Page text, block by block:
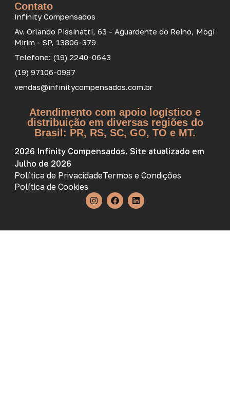
Contato
Infinity Compensados
Av. Orlando Pissinatti, 63 - Aguardente do Reino, Mogi
Mirim - SP, 13806-379
Telefone: (19) 2240-0643
(19) 97106-0987
vendas@infinitycompensados.com.br
Atendimento com apoio logístico e
distribuição em diversas regiões do
Brasil: PR, RS, SC, GO, TO e MT.
2026 Infinity Compensados. Site atualizado em
Julho de 2026
Política de PrivacidadeTermos e Condições
Política de Cookies